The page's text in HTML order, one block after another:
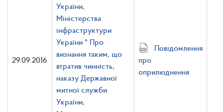
29.09.2016
України,
Міністерства
інфраструктури
України " Про
визнання таким, що
втратив чинність,
наказу Державної
митної служби
України,
Повідомлення
про
оприлюднення